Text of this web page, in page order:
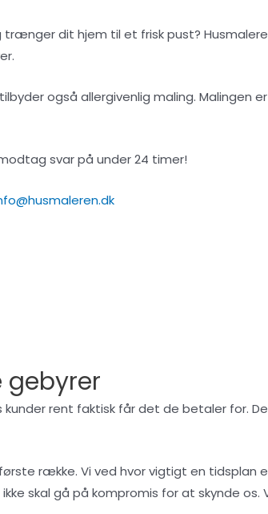
trænger dit hjem til et frisk pust?
også allergivenlig maling.
svar på under 24 timer!
gebyrer
kunder rent faktisk får det de betaler for.
række. Vi ved hvor vigtigt en tidsplan
skal gå på kompromis for at skynde